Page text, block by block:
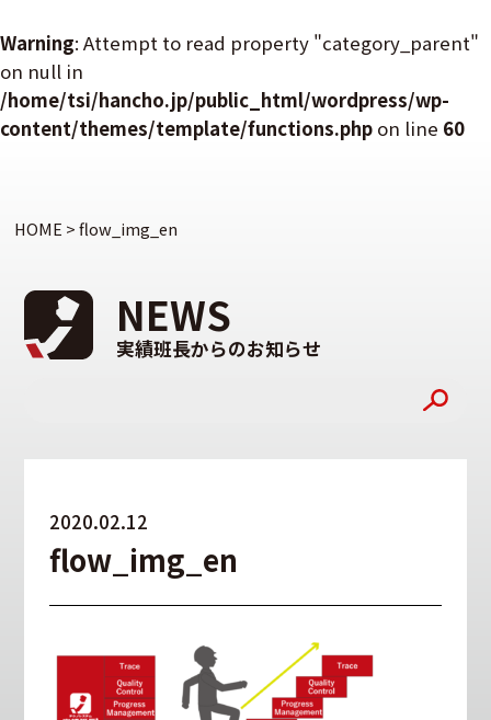
Warning: Attempt to read property "category_parent"
on null in
/home/tsi/hancho.jp/public_html/wordpress/wp-
content/themes/template/functions.php on line 60
HOME >flow_img_en
NEWS
実績班長からのお知らせ
2020.02.12
flow_img_en